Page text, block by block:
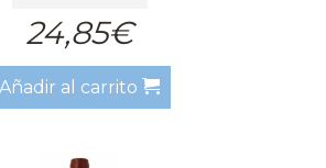
24,85€
Añadir al carrito